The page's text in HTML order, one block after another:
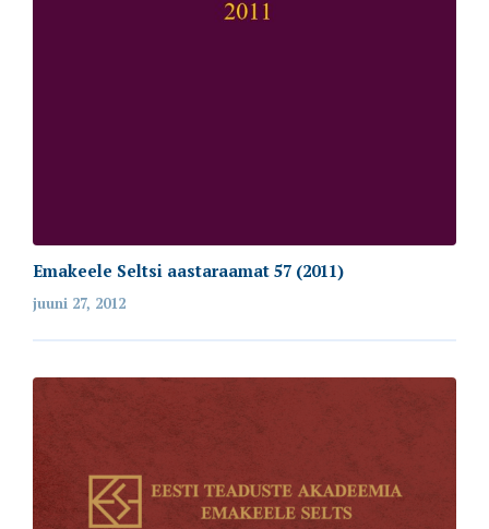
Emakeele Seltsi aastaraamat 57 (2011)
juuni 27, 2012